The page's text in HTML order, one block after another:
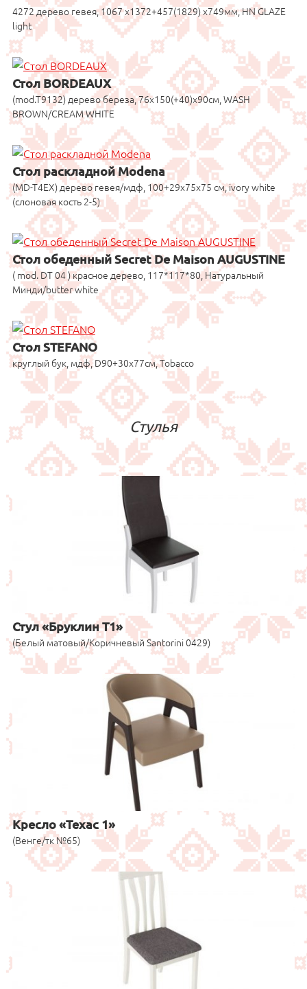
4272 дерево гевея, 1067 x1372+457(1829) x749мм, HN GLAZE
light
Стол BORDEAUX
(mod.T9132) дерево береза, 76х150(+40)х90см, WASH
BROWN/CREAM WHITE
Стол раскладной Modena
(MD-T4EX) дерево гевея/мдф, 100+29х75х75 см, ivory white
(слоновая кость 2-5)
Стол обеденный Secret De Maison AUGUSTINE
( mod. DT 04 ) красное дерево, 117*117*80, Натуральный
Минди/butter white
Стол STEFANO
круглый бук, мдф, D90+30x77см, Tobacco
Стулья
Стул «Бруклин Т1»
(Белый матовый/Коричневый Santorini 0429)
Кресло «Техас 1»
(Венге/тк №65)